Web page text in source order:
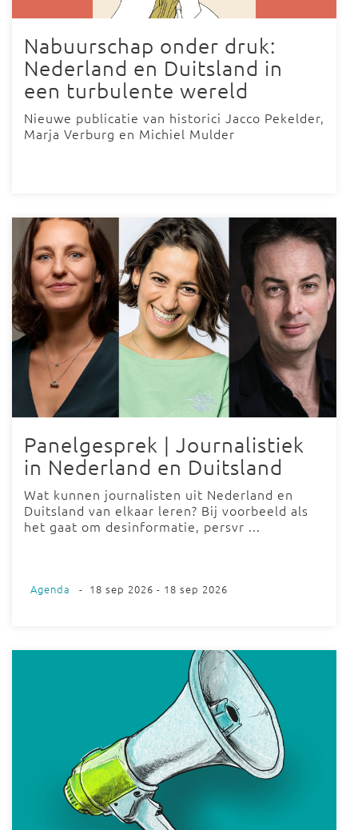
Nabuurschap onder druk:
Nederland en Duitsland in
een turbulente wereld
Nieuwe publicatie van historici Jacco Pekelder,
Marja Verburg en Michiel Mulder
Panelgesprek | Journalistiek
in Nederland en Duitsland
Wat kunnen journalisten uit Nederland en
Duitsland van elkaar leren? Bij voorbeeld als
het gaat om desinformatie, persvr ...
Agenda - 18 sep 2026 - 18 sep 2026